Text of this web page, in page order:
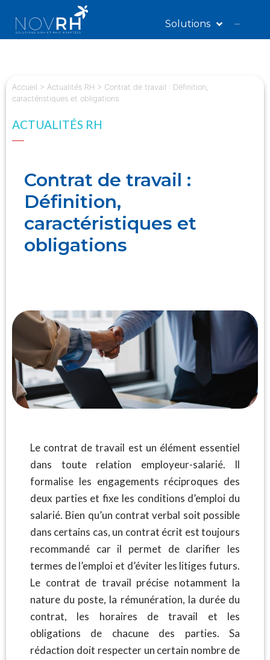
Solutions ···
Accueil > Actualités RH > Contrat de travail : Définition,
caractéristiques et obligations
ACTUALITÉS RH
Contrat de travail :
Définition,
caractéristiques et
obligations
Le contrat de travail est un élément essentiel
dans toute relation employeur-salarié. Il
formalise les engagements réciproques des
deux parties et fixe les conditions d’emploi du
salarié. Bien qu’un contrat verbal soit possible
dans certains cas, un contrat écrit est toujours
recommandé car il permet de clarifier les
termes de l’emploi et d’éviter les litiges futurs.
Le contrat de travail précise notamment la
nature du poste, la rémunération, la durée du
contrat, les horaires de travail et les
obligations de chacune des parties. Sa
rédaction doit respecter un certain nombre de